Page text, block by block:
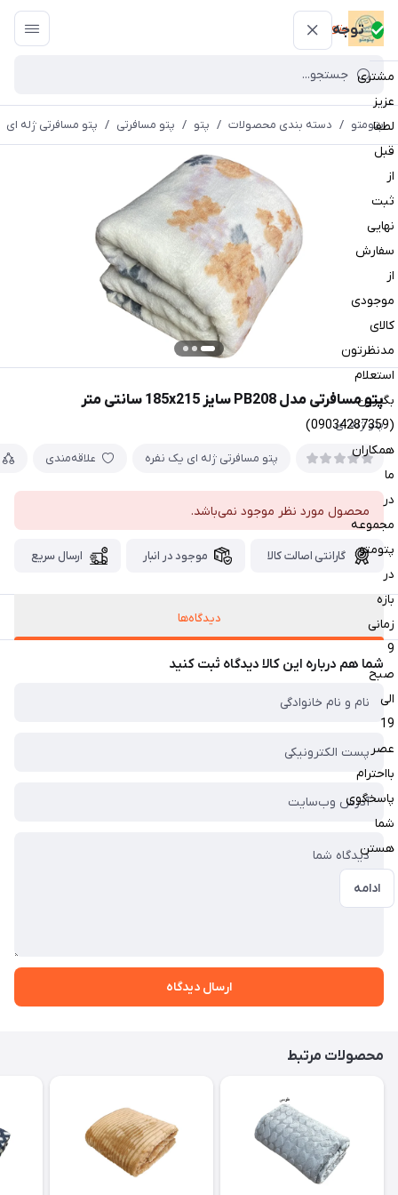
توجه
مشتری
عزیز
لطفا
قبل
از
ثبت
نهایی
سفارش
از
موجودی
کالای
مدنظرتون
استعلام
بگیرین
(09034287359)
همکاران
ما
در
مجموعه
پتومتو
در
بازه
زمانی
9
صبح
الی
19
عصر
بااحترام
پاسخگوی
شما
هستن
ادامه
پتومتو
پتومتو / دسته بندی محصولات / پتو / پتو مسافرتی / پتو مسافرتی ژله ای
پتو مسافرتی مدل PB208 سایز 185x215 سانتی متر
پتو ژله ای
پتو مسافرتی ژله ای یک نفره علاقه‌مندی
محصول مورد نظر موجود نمی‌باشد.
گارانتی اصالت کالا موجود در انبار ارسال سریع
دیدگاه‌ها
شما هم درباره این کالا دیدگاه ثبت کنید
ارسال دیدگاه
محصولات مرتبط